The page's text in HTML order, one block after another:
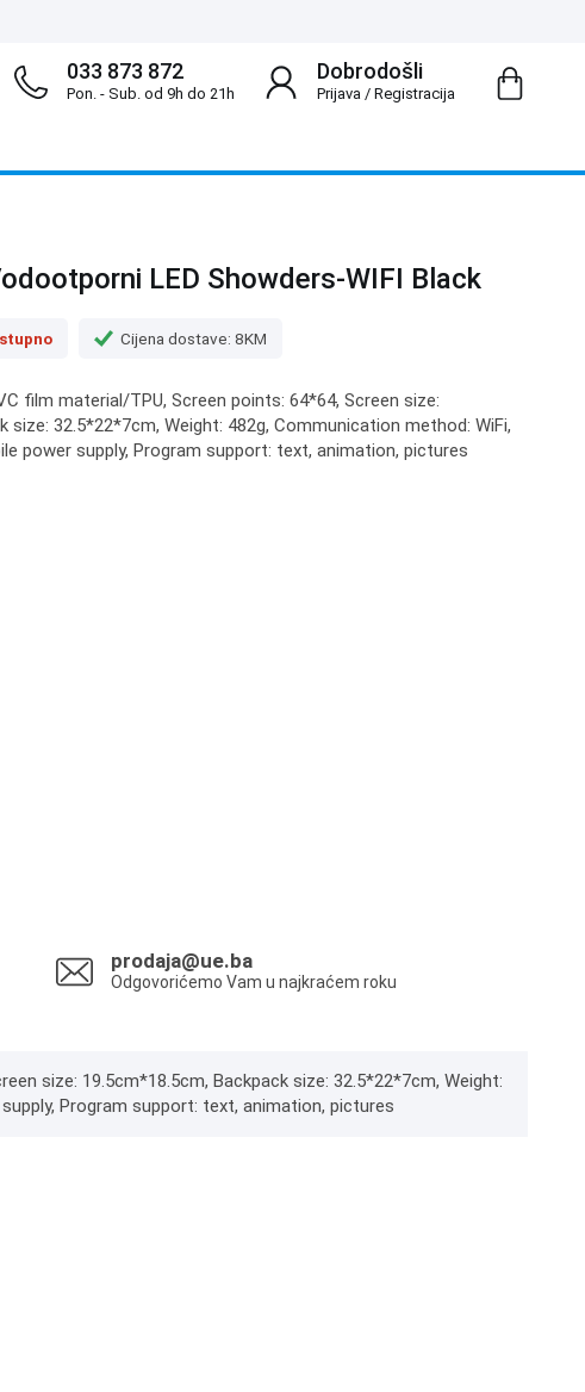
Dobrodošli
Prijava/ Registracija
033 873 872
Pon. - Sub. od 9h do 21h
LED Showders-WIFI Black
Cijena dostave: 8KM
film material/TPU, Screen points: 64*64, Screen size:
size: 32.5*22*7cm, Weight: 482g, Communication method: WiFi,
power supply, Program support: text, animation, pictures
prodaja@ue.ba
Odgovorićemo Vam u najkraćem roku
size: 19.5cm*18.5cm, Backpack size: 32.5*22*7cm, Weight:
Program support: text, animation, pictures